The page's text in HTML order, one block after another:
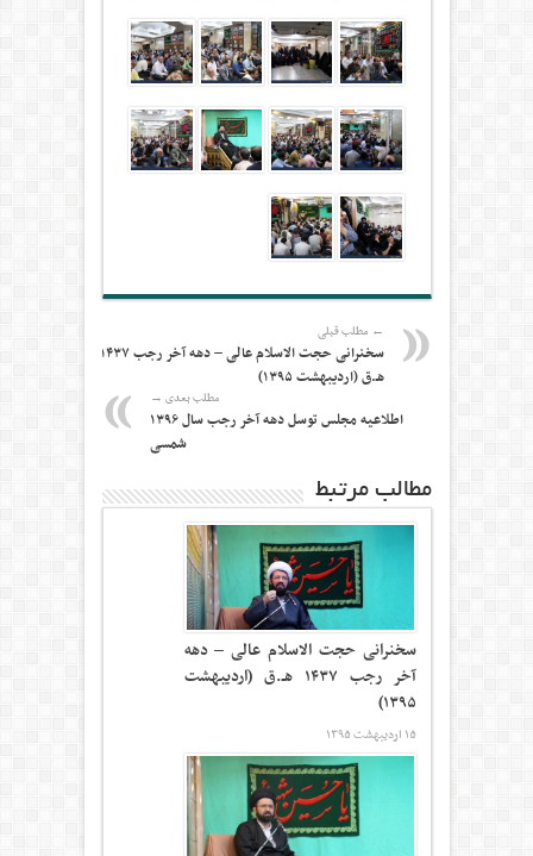
← مطلب قبلی
سخنرانی حجت الاسلام عالی – دهه آخر رجب ۱۴۳۷
هـ.ق (اردیبهشت ۱۳۹۵)
مطلب بعدی →
اطلاعیه مجلس توسل دهه آخر رجب سال ۱۳۹۶
شمسی
مطالب مرتبط
سخنرانی حجت الاسلام عالی – دهه
آخر رجب ۱۴۳۷ هـ.ق (اردیبهشت
۱۳۹۵)
۱۵ اردیبهشت ۱۳۹۵